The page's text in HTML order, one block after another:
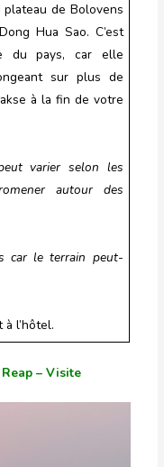
plateau de Bolovens
Hua Sao. C’est
du pays, car elle
sur plus de
à la fin de votre
varier selon les
autour des
car le terrain peut-
l’hôtel.
– Visite